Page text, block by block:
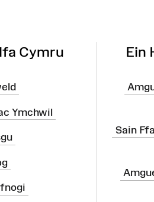
Cymru
Ymchwil
Ein
Sain